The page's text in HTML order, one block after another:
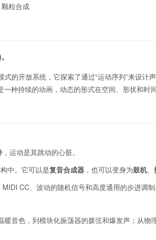
粒合成
的开放系统，它探索了通过“运动序列”来设计
种持续的动画，动态的形式在空间、形状和时间
，运动是其跳动的心脏。
中。它可以是复音合成器 ，也可以变身为鼓机、
CC、波动的随机信号和高度通用的步进调制
暖音色，到模块化振荡器的拨弦和爆发声；从物